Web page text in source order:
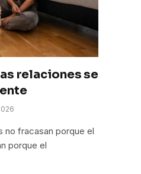
relaciones se
no fracasan porque el
porque el